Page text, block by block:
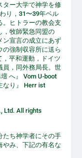
ター大学で神学を修
り，31〜39年ベル
。ヒトラーの教会支
，牧師緊急同盟の
ン宣言の成立にあず
強制収容所に送ら
平和運動，ドイツ
員，同外務局長。世
へ』 Vom U-boot
なり』 Herr ist
Ltd. All rights
たち神学者にその手
やみ、下記の有名な